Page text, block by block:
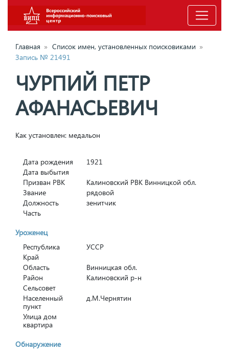
Главная » Список имен, установленных поисковиками »
Запись № 21491
ЧУРПИЙ ПЕТР
АФАНАСЬЕВИЧ
Как установлен: медальон
Дата рождения
1921
Дата выбытия
Призван РВК
Калиновский РВК Винницкой обл.
Звание
рядовой
Должность
зенитчик
Часть
Уроженец
Республика
УССР
Край
Область
Винницкая обл.
Район
Калиновский р-н
Сельсовет
Населенный
пункт
д.М.Чернятин
Улица дом
квартира
Обнаружение